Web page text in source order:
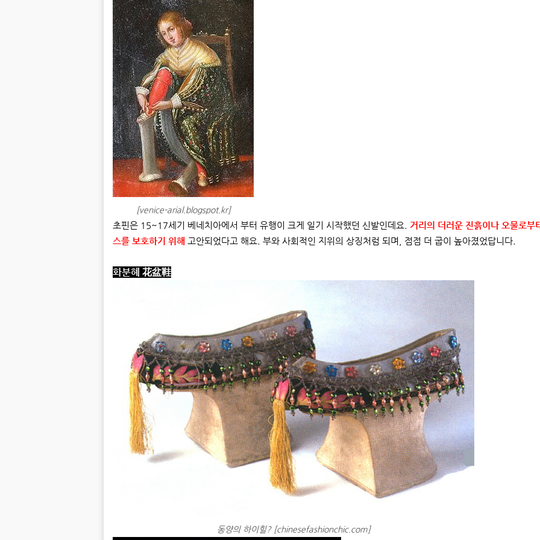
[venice-arial.blogspot.kr]
초핀은 15~17세기 베네치아에서 부터 유행이 크게 일기 시작했던 신발인데요. 거 리의 더러운 진흙이나 오물로부
스를 보호하기 위해 고안되었다고 해요. 부와 사회적인 지위의 상징처럼 되며, 점점 더 굽이 높아졌었답니다.
화분혜 花盆鞋
동양의 하이힐? [chinesefashionchic.com]